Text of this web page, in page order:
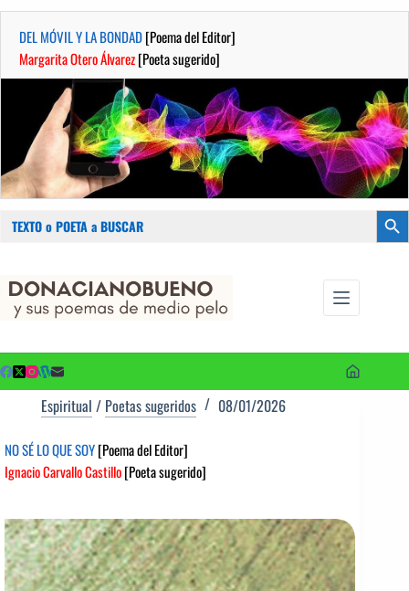
DEL MÓVIL Y LA BONDAD[Poema del Editor]
Margarita Otero Álvarez[Poeta sugerido]
contenido
Espiritual / Poetas sugeridos 08/01/2026
NO SÉ LO QUE SOY[Poema del Editor]
Ignacio Carvallo Castillo[Poeta sugerido]